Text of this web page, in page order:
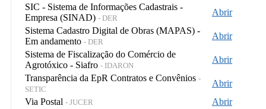
SIC - Sistema de Informações Cadastrais -
Empresa (SINAD) - DER
Abrir
Sistema Cadastro Digital de Obras (MAPAS) -
Em andamento - DER
Abrir
Sistema de Fiscalização do Comércio de
Agrotóxico - Siafro - IDARON
Abrir
Transparência da EpR Contratos e Convênios -
SETIC
Abrir
Via Postal - JUCER
Abrir